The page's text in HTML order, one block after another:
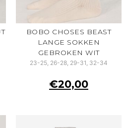
BOBO CHOSES BEAST
LANGE SOKKEN
GEBROKEN WIT
23-25, 26-28, 29-31, 32-34
€20,00